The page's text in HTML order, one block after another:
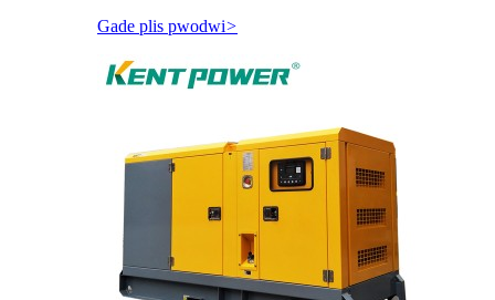
Gade plis pwodwi>